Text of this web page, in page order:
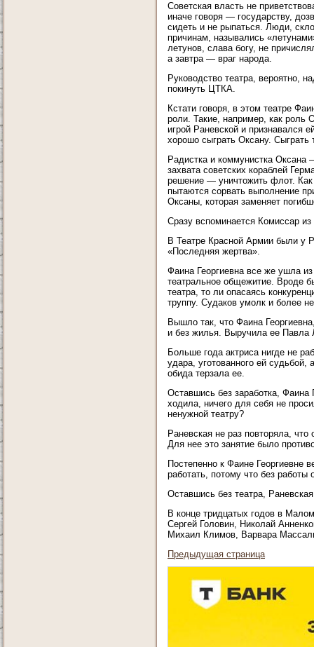
Советская власть не
иначе говоря — государству,
сидеть и не рыпаться. Люди,
причинам, назывались
летунов, слава богу, не
а завтра — враг народа.
Руководство театра, вероятно,
покинуть ЦТКА.
Кстати говоря, в этом театре
роли. Такие, например, как роль
игрой Раневской и признавался
хорошо сыграть Оксану. Сыграть
Радистка и коммунистка Оксана
захвата советских кораблей
решение — уничтожить флот.
пытаются сорвать выполнение
Оксаны, которая заменяет
Сразу вспоминается Комиссар
В Театре Красной Армии были у
«Последняя жертва».
Фаина Георгиевна все же ушла
театральное общежитие. Вроде
театра, то ли опасаясь
труппу. Судаков умолк и более
Вышло так, что Фаина
и без жилья. Выручила ее Павла
Больше года актриса нигде не
удара, уготованного ей
обида терзала ее.
Оставшись без заработка, Фаина
ходила, ничего для себя не
ненужной театру?
Раневская не раз повторяла,
Для нее это занятие было
Постепенно к Фаине Георгиевне
работать, потому что без работы
Оставшись без театра,
В конце тридцатых годов в
Сергей Головин, Николай
Михаил Климов, Варвара
Предыдущая страница